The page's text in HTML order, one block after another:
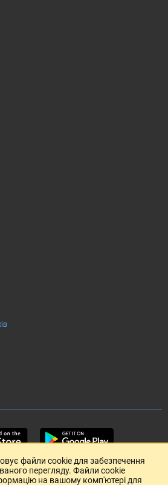
файли cookie для забезпечення
перегляду. Файли cookie
на вашому комп'ютері для